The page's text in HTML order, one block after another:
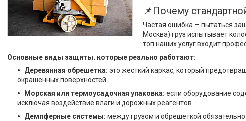
📌Почему
Частая ошибка — пытаться
Москва) груз испытывает
топ наших услуг входит
Основные виды защиты, которые реально работают:
Деревянная обрешетка: это жесткий каркас, который
окрашенных поверхностей.
Морская или термоусадочная упаковка: если оборудование
исключая воздействие влаги и дорожных реагентов.
Демпферные системы: между грузом и обрешеткой